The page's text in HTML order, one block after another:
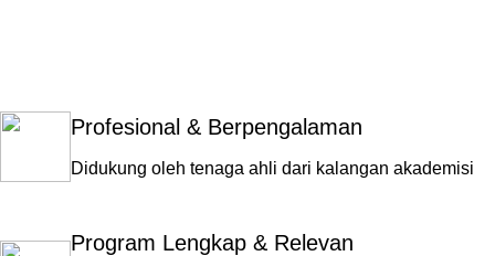
Profesional & Berpengalaman
Didukung oleh tenaga ahli dari kalangan akademisi
Program Lengkap & Relevan